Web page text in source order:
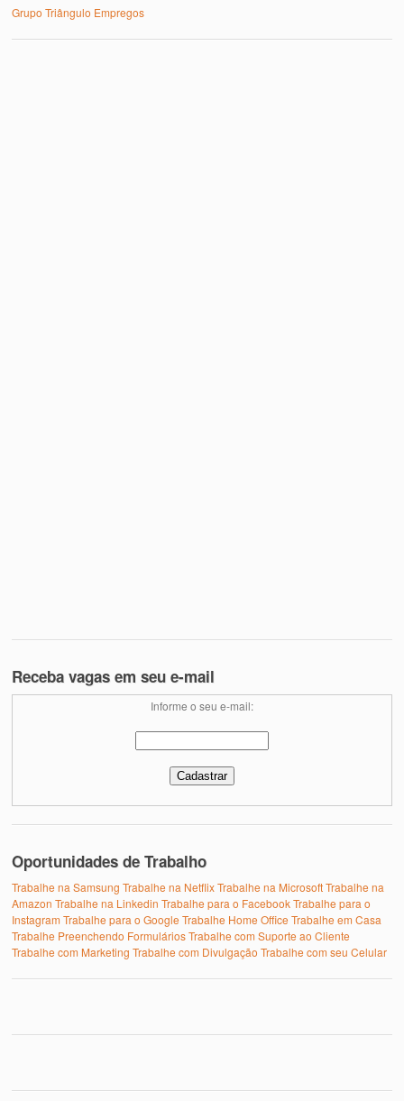
Grupo Triângulo Empregos
Receba vagas em seu e-mail
Informe o seu e-mail:
Oportunidades de Trabalho
Trabalhe na Samsung Trabalhe na NetflixTrabalhe na MicrosoftTrabalhe na
Amazon Trabalhe na Linkedin Trabalhe para o FacebookTrabalhe para o
Instagram Trabalhe para o Google Trabalhe Home Office Trabalhe em Casa
Trabalhe Preenchendo FormuláriosTrabalhe com Suporte ao Cliente
Trabalhe com Marketing Trabalhe com Divulgação Trabalhe com seu Celular